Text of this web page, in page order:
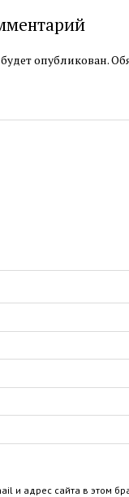
опубликован.
и адрес сайта в этом